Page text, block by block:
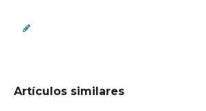
Artículos similares